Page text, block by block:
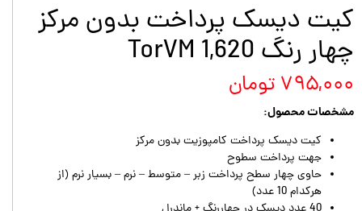
کیت دیسک پرداخت بدون مرکز
چهار رنگ TorVM 1,620
۷۹۵,۰۰۰ تومان
مشخصات محصول:
کیت دیسک پرداخت کامپوزیت بدون مرکز
جهت پرداخت سطوح
حاوی چهار سطح پرداخت زبر – متوسط – نرم – بسیار نرم (از
هرکدام 10 عدد)